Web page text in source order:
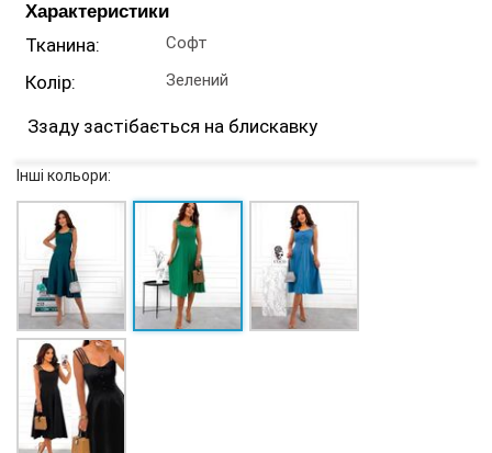
Характеристики
Тканина: Софт
Колір: Зелений
Ззаду застібається на блискавку
Інші кольори: